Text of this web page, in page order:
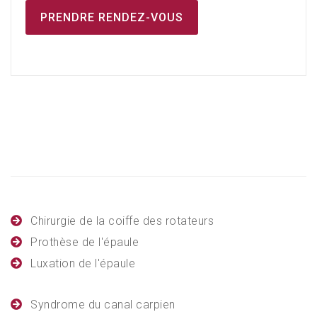
PRENDRE RENDEZ-VOUS
Chirurgie de la coiffe des rotateurs
Prothèse de l'épaule
Luxation de l'épaule
Syndrome du canal carpien